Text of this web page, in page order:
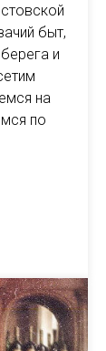
быт,
и
на
по